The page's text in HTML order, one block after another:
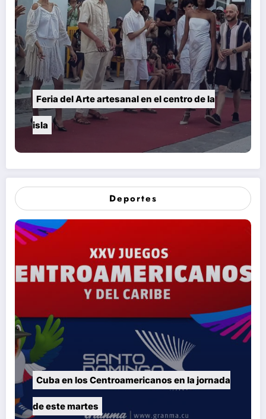
Feria del Arte artesanal en el centro de la
isla
Deportes
Cuba en los Centroamericanos en la jornada
de este martes